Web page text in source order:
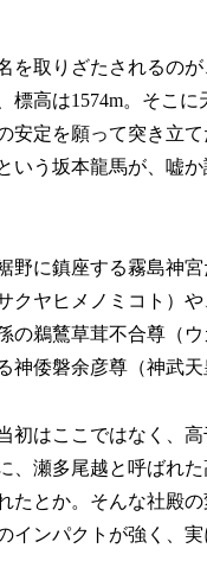
取りざたされるの
高は1574m。そこ
定を願って突き立
う坂本龍馬が、嘘
に鎮座する霧島神
ヤヒメノミコト）
の鵜鶿草茸不合尊（
神倭磐余彦尊（神武
はここではなく、
、瀬多尾越と呼ばれ
たとか。そんな社殿
ンパクトが強く、